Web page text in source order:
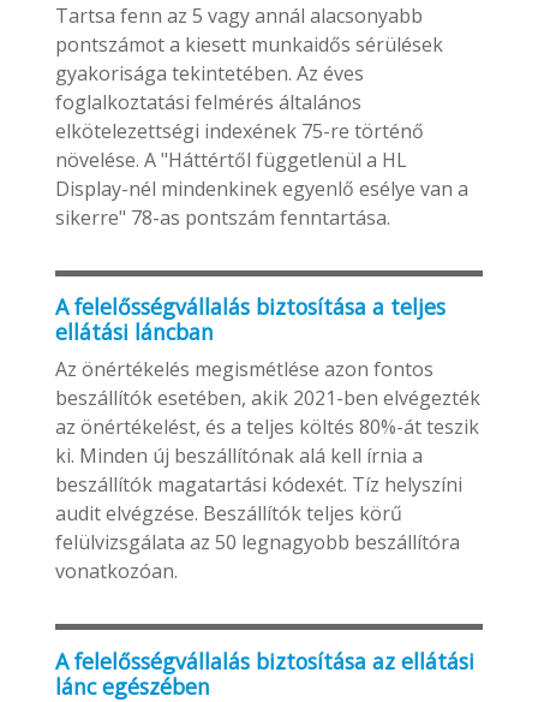
Tartsa fenn az 5 vagy annál alacsonyabb
pontszámot a kiesett munkaidős sérülések
gyakorisága tekintetében. Az éves
foglalkoztatási felmérés általános
elkötelezettségi indexének 75-re történő
növelése. A "Háttértől függetlenül a HL
Display-nél mindenkinek egyenlő esélye van a
sikerre" 78-as pontszám fenntartása.
A felelősségvállalás biztosítása a teljes
ellátási láncban
Az önértékelés megismétlése azon fontos
beszállítók esetében, akik 2021-ben elvégezték
az önértékelést, és a teljes költés 80%-át teszik
ki. Minden új beszállítónak alá kell írnia a
beszállítók magatartási kódexét. Tíz helyszíni
audit elvégzése. Beszállítók teljes körű
felülvizsgálata az 50 legnagyobb beszállítóra
vonatkozóan.
A felelősségvállalás biztosítása az ellátási
lánc egészében